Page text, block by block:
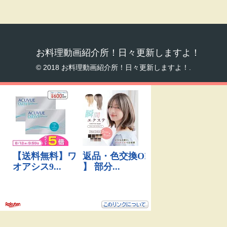
お料理動画紹介所！日々更新しますよ！
© 2018 お料理動画紹介所！日々更新しますよ！.